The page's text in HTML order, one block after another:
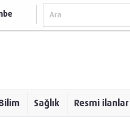
Sağlık Resmi ilanlar